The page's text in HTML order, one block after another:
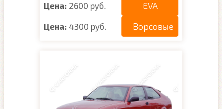
Цена: 2600 руб. EVA
Цена: 4300 руб. Ворсовые